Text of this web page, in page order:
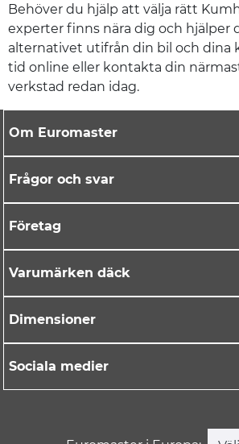
Behöver du hjälp att välja rätt
experter finns nära dig och hjälper
alternativet utifrån din bil och dina
tid online eller kontakta din
verkstad redan idag.
Om Euromaster
Frågor och svar
Företag
Varumärken däck
Dimensioner
Sociala medier